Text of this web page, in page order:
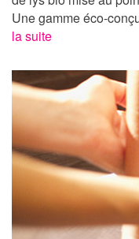
Une gamme éco-
la suite